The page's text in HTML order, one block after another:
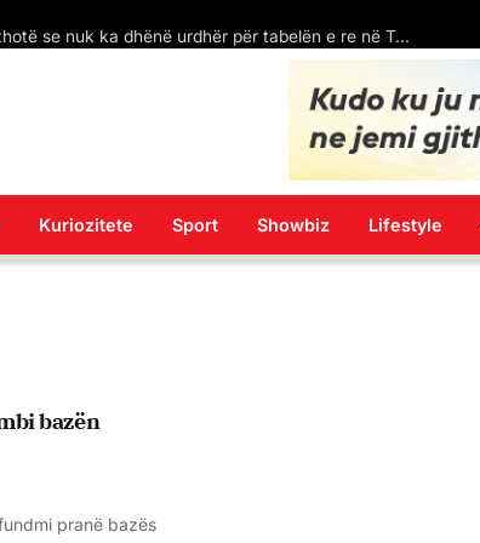
Kuriozitete Sport Showbiz Lifestyle
bazën
pranë bazës